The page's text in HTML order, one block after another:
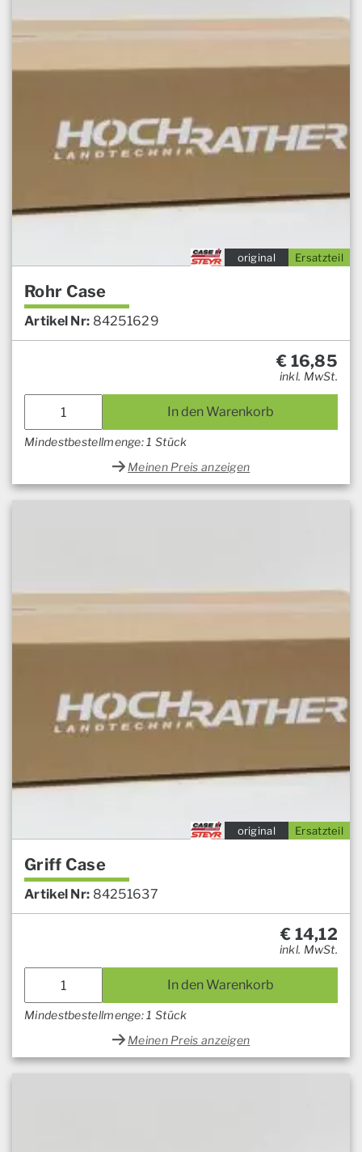
Ersatzteil
original
Rohr Case
Artikel Nr: 84251629
€ 16,85
inkl. MwSt.
In den Warenkorb
Mindestbestellmenge: 1 Stück
Meinen Preis anzeigen
Ersatzteil
original
Griff Case
Artikel Nr: 84251637
€ 14,12
inkl. MwSt.
In den Warenkorb
Mindestbestellmenge: 1 Stück
Meinen Preis anzeigen